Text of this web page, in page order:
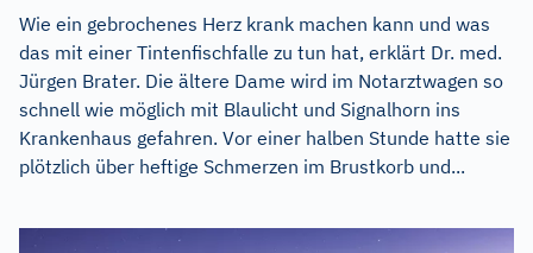
Wie ein gebrochenes Herz krank machen kann und was
das mit einer Tintenfischfalle zu tun hat, erklärt Dr. med.
Jürgen Brater. Die ältere Dame wird im Notarztwagen so
schnell wie möglich mit Blaulicht und Signalhorn ins
Krankenhaus gefahren. Vor einer halben Stunde hatte sie
plötzlich über heftige Schmerzen im Brustkorb und...